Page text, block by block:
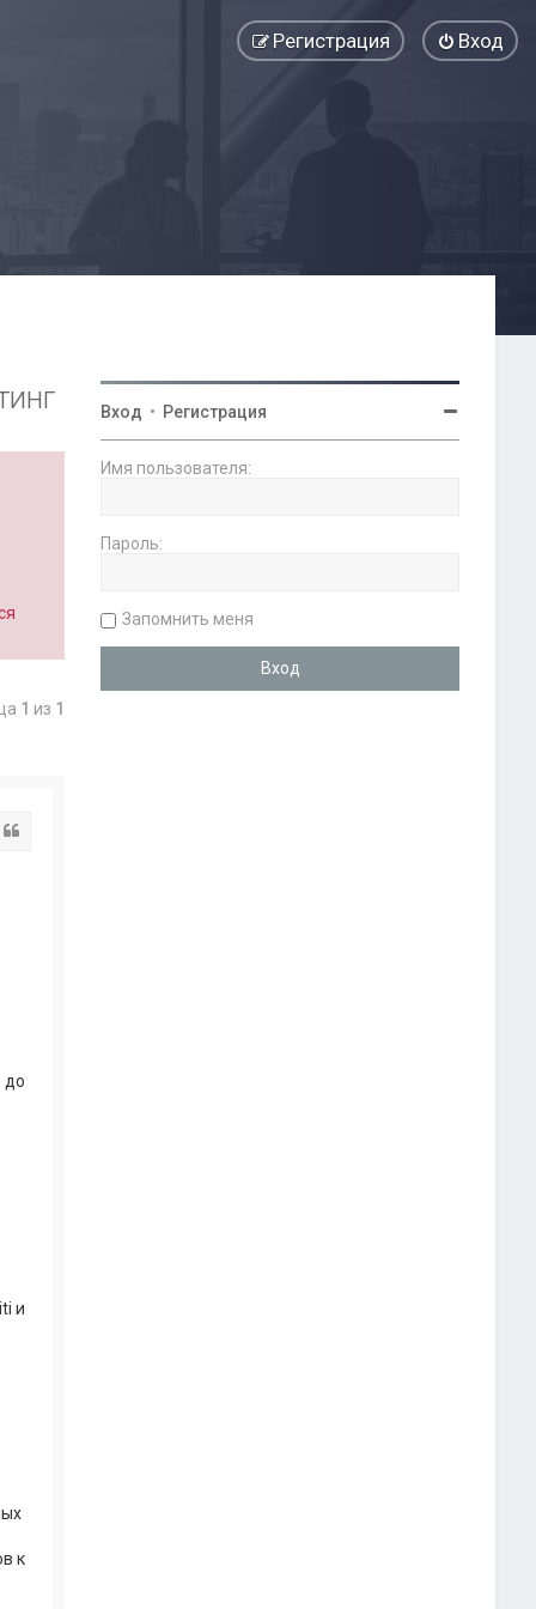
Вход
Регистрация
1 из 1
до
и
к
Вход • Регистрация
Имя пользователя:
Пароль:
Запомнить меня